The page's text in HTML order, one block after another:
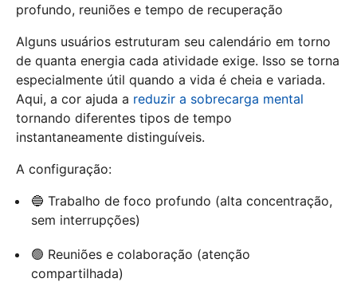
profundo, reuniões e tempo de recuperação
Alguns usuários estruturam seu calendário em torno
de quanta energia cada atividade exige. Isso se torna
especialmente útil quando a vida é cheia e variada.
Aqui, a cor ajuda a reduzir a sobrecarga mental
tornando diferentes tipos de tempo
instantaneamente distinguíveis.
A configuração:
🔵 Trabalho de foco profundo (alta concentração,
sem interrupções)
🟢 Reuniões e colaboração (atenção
compartilhada)